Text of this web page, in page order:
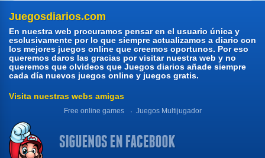
Juegosdiarios.com
En nuestra web procuramos pensar en el usuario única y
esclusivamente por lo que siempre actualizamos a diario con
los mejores juegos online que creemos oportunos. Por eso
queremos daros las gracias por visitar nuestra web y no
queremos que olvideos que Juegos diarios añade siempre
cada día nuevos juegos online y juegos gratis.
Visita nuestras webs amigas
Free online games Juegos Multijugador